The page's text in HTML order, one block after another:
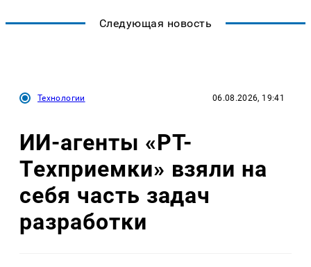
Следующая новость
Технологии 06.08.2026, 19:41
ИИ-агенты «РТ-
Техприемки» взяли на
себя часть задач
разработки